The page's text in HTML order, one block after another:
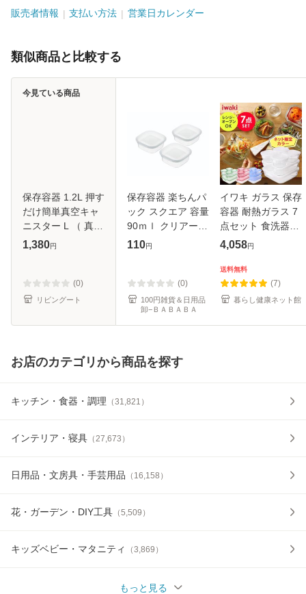
販売者情報 支払い方法 営業日カレンダー
類似商品と比較する
保存容器 1.2L 押す
だけ簡単真空キャ
ニスター L （ 真空
キャニスター プラ
保存 食品保存 酸化
防
1,380円
(0)
リビングート
今見ている商品
保存容器 楽ちんパ
ック スクエア 容量
90ｍｌ クリアーホ
ワイト 3個入 (100
均)
110円
(0)
100円雑貨＆日用品
卸−ＢＡＢＡＢＡ
イワキ ガラス 保存
容器 耐熱ガラス 7
点セット 食洗器対
応 お手入れ簡単 レ
耐熱容器 耐熱皿 作
り置き ストック 重
ねて
4,058円
送料無料
(7)
暮らし健康ネット館
お店のカテゴリから商品を探す
キッチン・食器・調理 （31,821 ）
インテリア・寝具 （27,673 ）
日用品・文房具・手芸用品 （ 16,158 ）
花・ガーデン・DIY工具 （5,509 ）
キッズベビー・マタニティ （3,869 ）
もっと見る